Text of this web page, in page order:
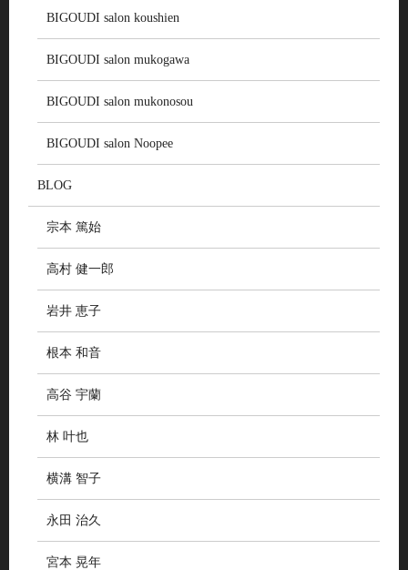
BIGOUDI salon koushien
BIGOUDI salon mukogawa
BIGOUDI salon mukonosou
BIGOUDI salon Noopee
BLOG
宗本 篤始
高村 健一郎
岩井 恵子
根本 和音
高谷 宇蘭
林 叶也
横溝 智子
永田 治久
宮本 晃年